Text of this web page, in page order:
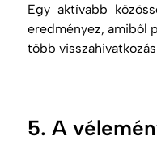
Egy aktívabb
eredményez, amiből
többvisszahivatkozás
5. A